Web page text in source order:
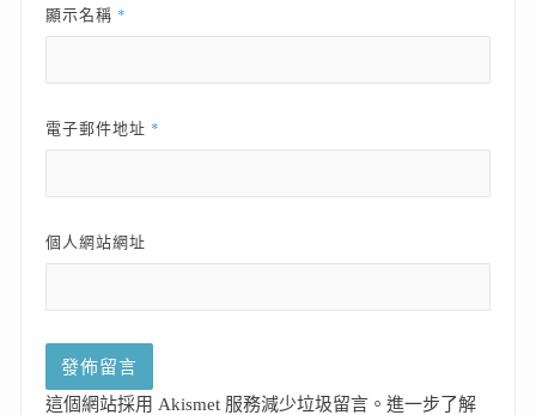
顯示名稱 *
電子郵件地址 *
個人網站網址
這個網站採用 Akismet 服務減少垃圾留言。 進一步了解